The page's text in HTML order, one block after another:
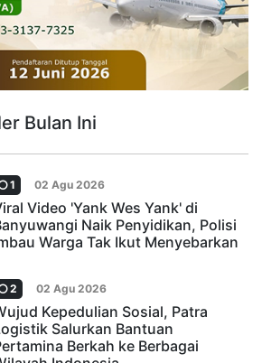
Bulan Ini
1 02 Agu 2026
Video 'Yank Wes Yank' di
Naik Penyidikan, Polisi
Warga Tak Ikut Menyebarkan
2 02 Agu 2026
Kepedulian Sosial, Patra
Salurkan Bantuan
Berkah ke Berbagai